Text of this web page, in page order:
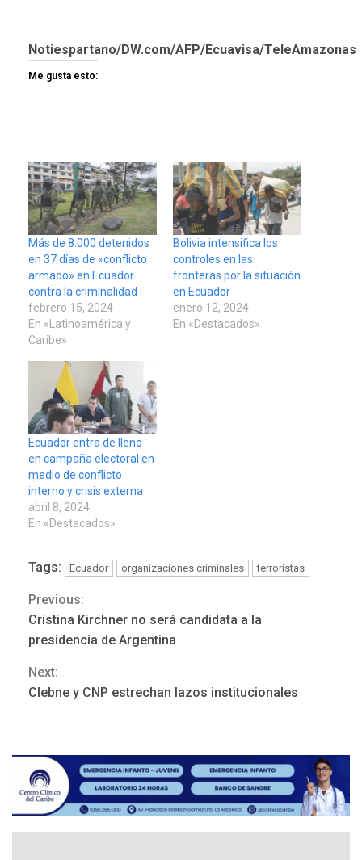
Notiespartano/DW.com/AFP/Ecuavisa/TeleAmazonas
Me gusta esto:
Más de 8.000 detenidos
en 37 días de «conflicto
armado» en Ecuador
contra la criminalidad
febrero 15, 2024
En «Latinoamérica y
Caribe»
Bolivia intensifica los
controles en las
fronteras por la situación
en Ecuador
enero 12, 2024
En «Destacados»
Ecuador entra de lleno
en campaña electoral en
medio de conflicto
interno y crisis externa
abril 8, 2024
En «Destacados»
Tags: Ecuador organizaciones criminales terroristas
Continue
Reading
Previous:
Cristina Kirchner no será candidata a la
presidencia de Argentina
Next:
Clebne y CNP estrechan lazos institucionales
Hutíes de Yemen dicen que
REGIONALES ÚLTIMA HORA
Instituciones estadales se
suman al Plan Agosto de
Escuelas Abiertas 2026